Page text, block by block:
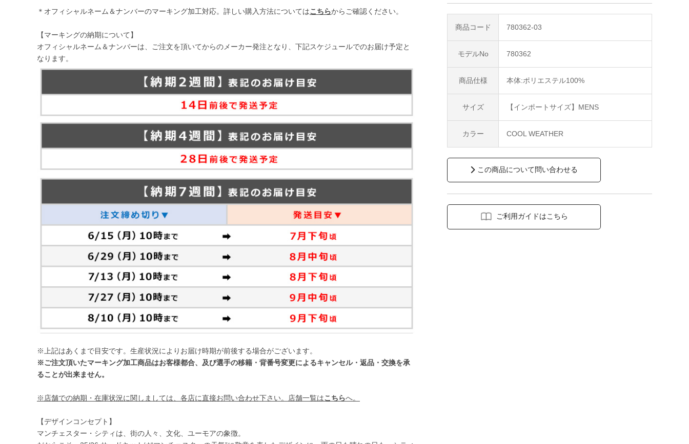
＊オフィシャルネーム＆ナンバーのマーキング加工対応。詳しい購入方法についてはこちらからご確認ください。
【マーキングの納期について】
オフィシャルネーム＆ナンバーは、ご注文を頂いてからのメーカー発注となり、下記スケジュールでのお届け予定と
なります。
※上記はあくまで目安です。生産状況によりお届け時期が前後する場合がございます。
※ご注文頂いたマーキング加工商品はお客様都合、及び選手の移籍・背番号変更によるキャンセル・返品・交換を承
ることが出来ません。
※店舗での納期・在庫状況に関しましては、各店に直接お問い合わせ下さい。店舗一覧はこちらへ。
【デザインコンセプト】
マンチェスター・シティは、街の人々、文化、ユーモアの象徴。
商品コード 780362-03
モデルNo 780362
商品仕様 本体:ポリエステル100%
サイズ 【インポートサイズ】MENS
カラー COOL WEATHER
この商品について問い合わせる
ご利用ガイドはこちら